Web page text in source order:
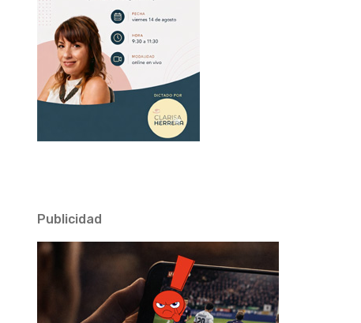
Publicidad